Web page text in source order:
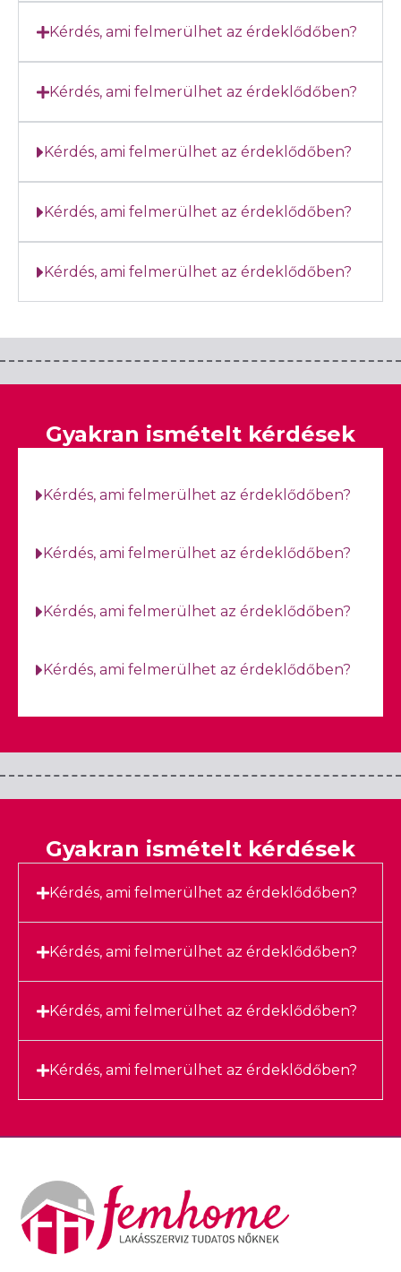
Kérdés, ami felmerülhet az érdeklődőben?
Kérdés, ami felmerülhet az érdeklődőben?
Kérdés, ami felmerülhet az érdeklődőben?
Kérdés, ami felmerülhet az érdeklődőben?
Kérdés, ami felmerülhet az érdeklődőben?
Gyakran ismételt kérdések
Kérdés, ami felmerülhet az érdeklődőben?
Kérdés, ami felmerülhet az érdeklődőben?
Kérdés, ami felmerülhet az érdeklődőben?
Kérdés, ami felmerülhet az érdeklődőben?
Gyakran ismételt kérdések
Kérdés, ami felmerülhet az érdeklődőben?
Kérdés, ami felmerülhet az érdeklődőben?
Kérdés, ami felmerülhet az érdeklődőben?
Kérdés, ami felmerülhet az érdeklődőben?